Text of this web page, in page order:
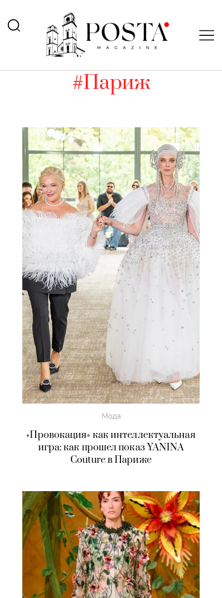
#Париж
Мода
«Провокация» как интеллектуальная
игра: как прошел показ YANINA
Couture в Париже